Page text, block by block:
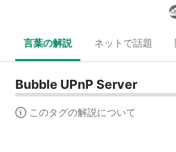
言葉の解説 ネットで話題
Bubble UPnP Server
このタグの解説について